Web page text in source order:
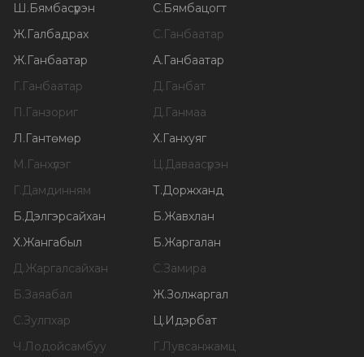
Ш.Бямбасүрэн С.Бямбацогт
Ж.Галбадрах С.Ганбаатар
Ж.Ганбаатар А.Ганбаатар
Г.Ганбаатар Д.Ганбат
П.Ганзориг Д.Ганмаа
Л.Гантөмөр Х.Ганхуяг
М.Ганхүлэг Ц.Даваасүрэн
Г.Дамдинням Т.Доржханд
Б.Дэлгэрсайхан Б.Жавхлан
Х.Жангабыл Б.Жаргалан
Д.Жаргалсайхан С.Замира
Б.Заяабал Ж.Золжаргал
С.Зулпхар Ц.Идэрбат
Ч.Лодойсамбуу Г.Лувсанжамц